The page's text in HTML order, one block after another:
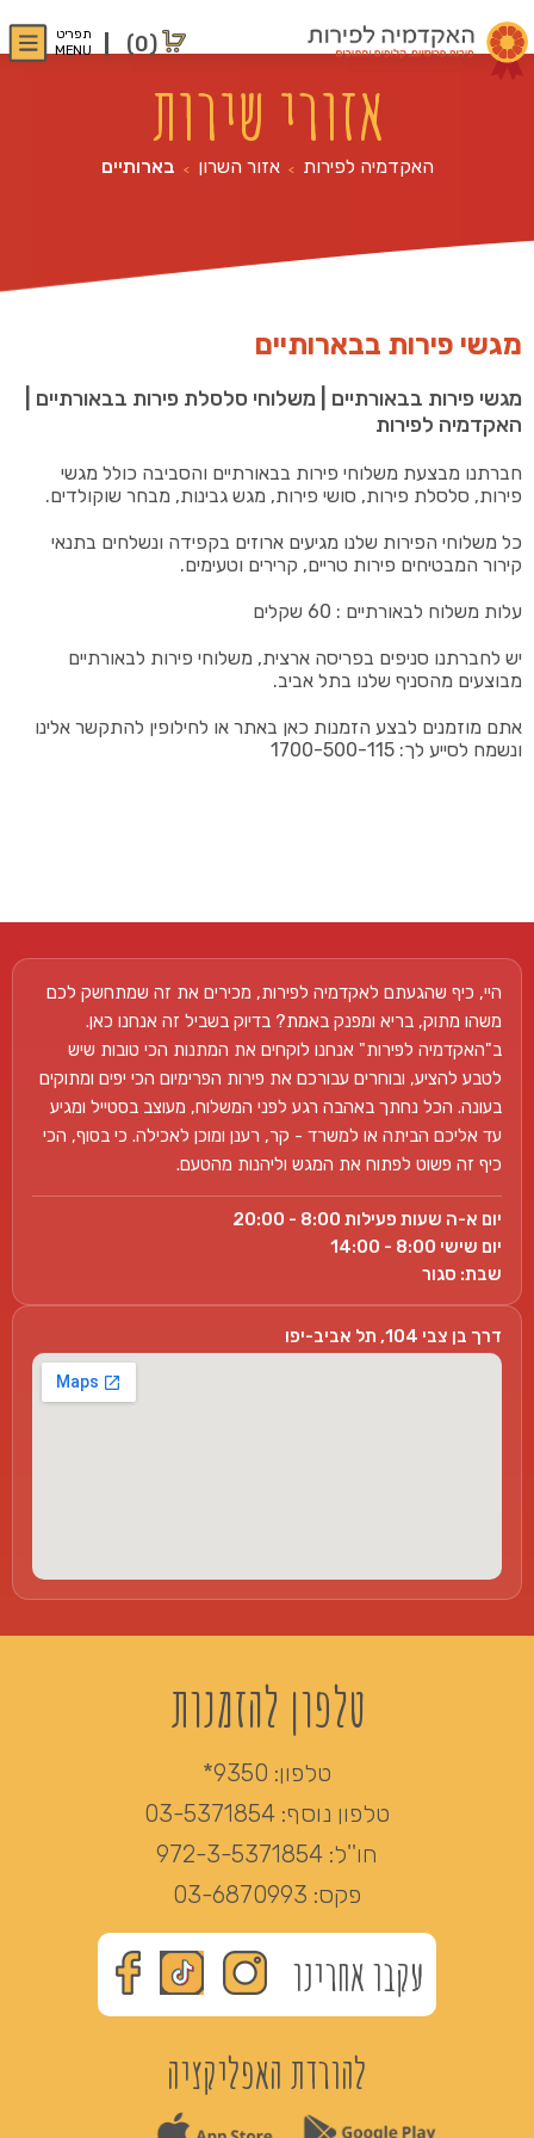
(0)
תפריט
MENU
אזורי שירות
האקדמיה לפירות > אזור השרון > בארותיים
מגשי פירות בבארותיים
מגשי פירות בבאורתיים | משלוחי סלסלת פירות בבאורתיים |
האקדמיה לפירות
חברתנו מבצעת משלוחי פירות בבאורתיים והסביבה כולל מגשי
פירות, סלסלת פירות, סושי פירות, מגש גבינות, מבחר שוקולדים.
כל משלוחי הפירות שלנו מגיעים ארוזים בקפידה ונשלחים בתנאי
קירור המבטיחים פירות טריים, קרירים וטעימים.
עלות משלוח לבאורתיים : 60 שקלים
יש לחברתנו סניפים בפריסה ארצית, משלוחי פירות לבאורתיים
מבוצעים מהסניף שלנו בתל אביב.
אתם מוזמנים לבצע הזמנות כאן באתר או לחילופין להתקשר אלינו
ונשמח לסייע לך: 1700-500-115
היי, כיף שהגעתם לאקדמיה לפירות, מכירים את זה שמתחשק לכם
משהו מתוק, בריא ומפנק באמת? בדיוק בשביל זה אנחנו כאן.
ב"האקדמיה לפירות" אנחנו לוקחים את המתנות הכי טובות שיש
לטבע להציע, ובוחרים עבורכם את פירות הפרימיום הכי יפים ומתוקים
בעונה. הכל נחתך באהבה רגע לפני המשלוח, מעוצב בסטייל ומגיע
עד אליכם הביתה או למשרד - קר, רענן ומוכן לאכילה. כי בסוף, הכי
כיף זה פשוט לפתוח את המגש וליהנות מהטעם.
יום א-ה שעות פעילות 8:00 - 20:00
יום שישי 8:00 - 14:00
שבת: סגור
דרך בן צבי 104, תל אביב-יפו
טלפון להזמנות
טלפון: 9350*
טלפון נוסף: 03-5371854
חו''ל: 972-3-5371854
פקס: 03-6870993
עקבו אחרינו
להורדת האפליקציה